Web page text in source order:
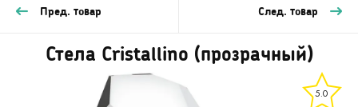
Пред. товар След. товар
Стела Cristallino (прозрачный)
5.0